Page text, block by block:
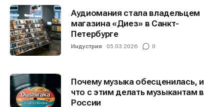
Аудиомания стала владельцем
магазина «Диез» в Санкт-
Петербурге
Индустрия 05.03.2026 0
Почему музыка обесценилась, и
что с этим делать музыкантам в
России